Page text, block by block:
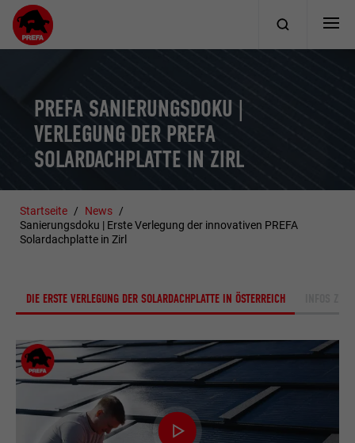
PREFA SANIERUNGSDOKU |
VERLEGUNG DER PREFA
SOLARDACHPLATTE IN ZIRL
Startseite
News
Sanierungsdoku | Erste Verlegung der innovativen PREFA
Solardachplatte in Zirl
DIE ERSTE VERLEGUNG DER SOLARDACHPLATTE IN ÖSTERREICH